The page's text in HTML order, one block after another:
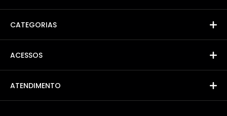
CATEGORIAS
ACESSOS
ATENDIMENTO